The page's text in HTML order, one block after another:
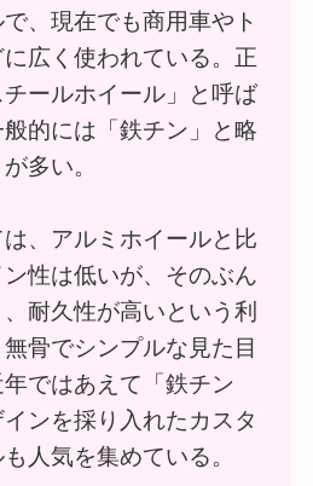
、現在でも商用車やト
広く使われている。正
ールホイール」と呼ば
的には「鉄チン」と略
多い。
、アルミホイールと比
性は低いが、そのぶん
耐久性が高いという利
骨でシンプルな見た目
ではあえて「鉄チン
ンを採り入れたカスタ
人気を集めている。